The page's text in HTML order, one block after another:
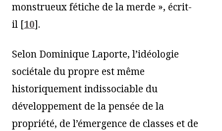
monstrueux fétiche de la merde », écrit-
il [10].
Selon Dominique Laporte, l’idéologie
sociétale du propre est même
historiquement indissociable du
développement de la pensée de la
propriété, de l’émergence de classes et de